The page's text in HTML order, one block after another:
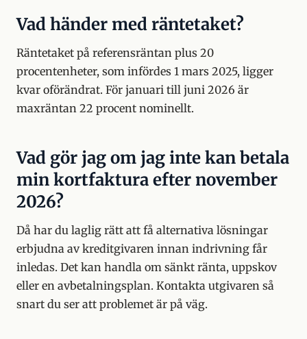
Vad händer med räntetaket?
Räntetaket på referensräntan plus 20
procentenheter, som infördes 1 mars 2025, ligger
kvar oförändrat. För januari till juni 2026 är
maxräntan 22 procent nominellt.
Vad gör jag om jag inte kan betala
min kortfaktura efter november
2026?
Då har du laglig rätt att få alternativa lösningar
erbjudna av kreditgivaren innan indrivning får
inledas. Det kan handla om sänkt ränta, uppskov
eller en avbetalningsplan. Kontakta utgivaren så
snart du ser att problemet är på väg.